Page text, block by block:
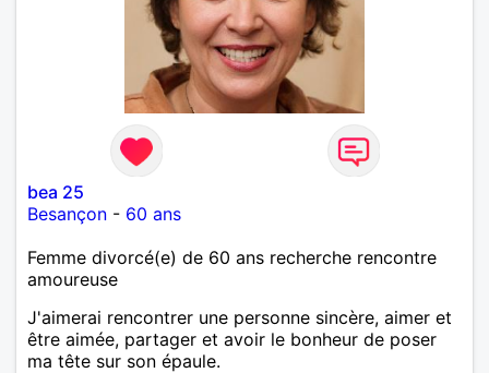
bea 25
Besançon - 60 ans
Femme divorcé(e) de 60 ans recherche rencontre
amoureuse
J'aimerai rencontrer une personne sincère, aimer et
être aimée, partager et avoir le bonheur de poser
ma tête sur son épaule.